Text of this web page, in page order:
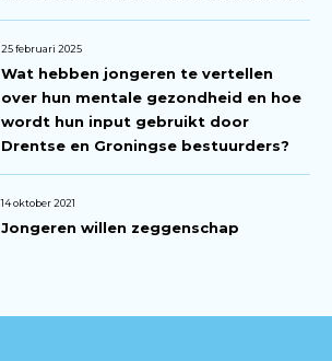
25 februari 2025
Wat hebben jongeren te vertellen
over hun mentale gezondheid en hoe
wordt hun input gebruikt door
Drentse en Groningse bestuurders?
14 oktober 2021
Jongeren willen zeggenschap